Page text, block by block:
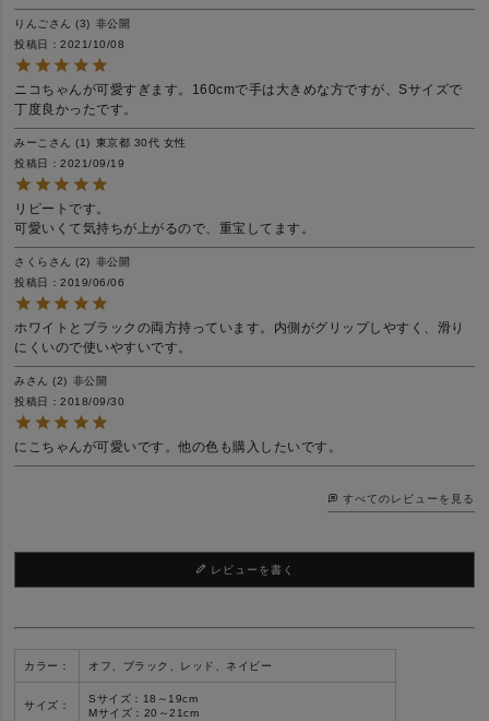
りんご 3
非公開
投稿日
2021/10/08
ニコちゃんが可愛すぎます。160cmで手は大きめな方ですが、Sサイズで
丁度良かったです。
みーこ 1 東京都 30代 女性
投稿日
2021/09/19
リピートです。
可愛いくて気持ちが上がるので、重宝してます。
さくら 2
非公開
投稿日
2019/06/06
ホワイトとブラックの両方持っています。内側がグリップしやすく、滑り
にくいので使いやすいです。
み 2
非公開
投稿日
2018/09/30
にこちゃんが可愛いです。他の色も購入したいです。
すべてのレビューを見る
レビューを書く
カラー： オフ、ブラック、レッド、ネイビー
サイズ：
Sサイズ：18～19cm
Mサイズ：20～21cm